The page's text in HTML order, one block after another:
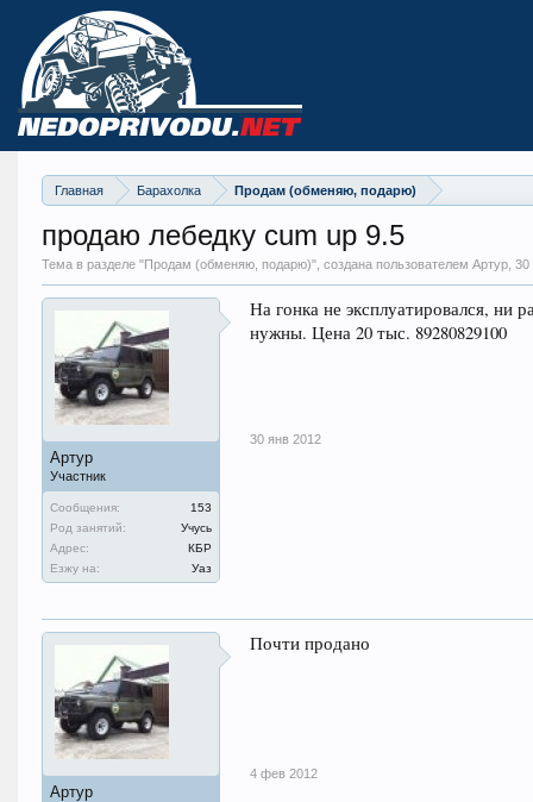
Главная Барахолка Продам (обменяю, подарю)
продаю лебедку cum up 9.5
Тема в разделе "Продам (обменяю, подарю)", создана пользователем Артур, 30
Артур
Участник
Сообщения:
153
Род занятий:
Учусь
Адрес:
КБР
Езжу на:
Уаз
На гонка не эксплуатировался, ни
нужны. Цена 20 тыс. 89280829100
30 янв 2012
Артур
Почти продано
4 фев 2012